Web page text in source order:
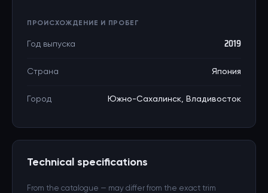
ПРОИСХОЖДЕНИЕ И ПРОБЕГ
Год выпуска 2019
Страна Япония
Город Южно-Сахалинск, Владивосток
Technical specifications
From the catalogue — may differ from the exact trim